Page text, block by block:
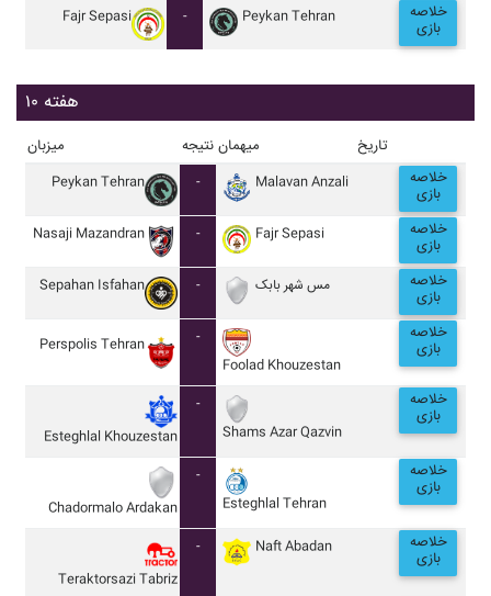
Fajr Sepasi - Peykan Tehran خلاصه
بازی
هفته ۱۰
میزبان نتیجه میهمان تاریخ
Peykan Tehran - Malavan Anzali خلاصه
بازی
Nasaji Mazandran - Fajr Sepasi خلاصه
بازی
Sepahan Isfahan - مس شهر بابک خلاصه
بازی
Perspolis Tehran
-
Foolad Khouzestan
خلاصه
بازی
Esteghlal Khouzestan
-
Shams Azar Qazvin
خلاصه
بازی
Chadormalo Ardakan
-
Esteghlal Tehran
خلاصه
بازی
Teraktorsazi Tabriz
- Naft Abadan خلاصه
بازی